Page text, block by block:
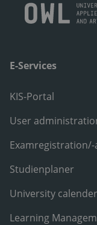
E-Services
KIS-Portal
User
Studienplaner
University calender
Learning